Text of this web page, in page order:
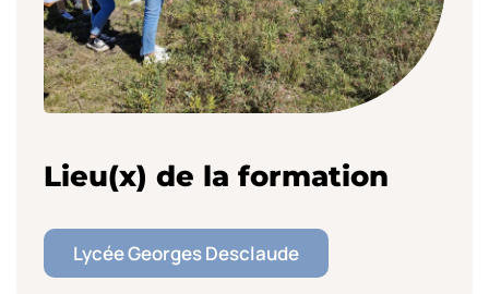
Lieu(x) de la formation
Lycée Georges Desclaude